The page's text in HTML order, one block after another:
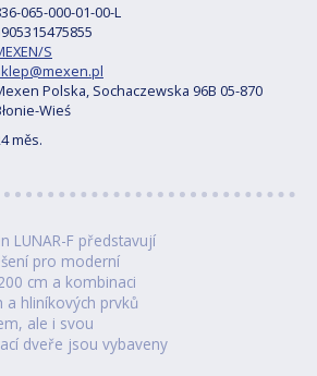
065-000-01-00-L
S
Polska, Sochaczewska 96B 05-870
Wieś
měs.
LUNAR-F představují
pro moderní
cm a kombinaci
a hliníkových prvků
ale i svou
dveře jsou vybaveny